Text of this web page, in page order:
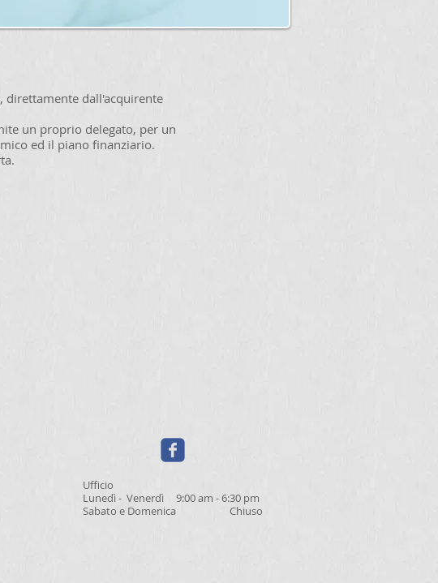
direttamente dall'acquirente
un proprio delegato, per un
ed il piano finanziario.
Ufficio
Lunedì - Venerdì 9:00 am - 6:30 pm
Sabato e Domenica Chiuso